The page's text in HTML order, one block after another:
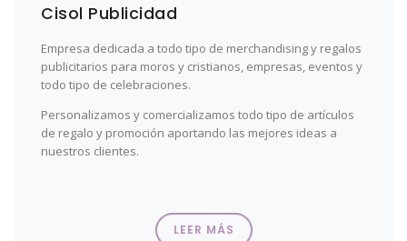
Cisol Publicidad
Empresa dedicada a todo tipo de merchandising y regalos
publicitarios para moros y cristianos, empresas, eventos y
todo tipo de celebraciones.
Personalizamos y comercializamos todo tipo de artículos
de regalo y promoción aportando las mejores ideas a
nuestros clientes.
LEER MÁS